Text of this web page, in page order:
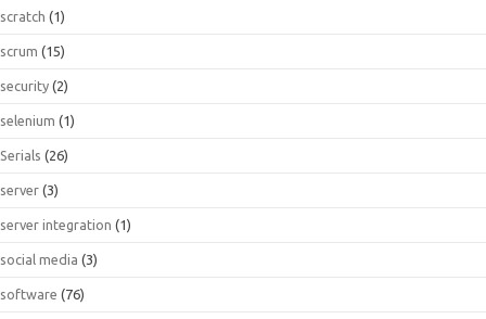
scratch (1)
scrum (15)
security (2)
selenium (1)
Serials (26)
server (3)
server integration (1)
social media (3)
software (76)